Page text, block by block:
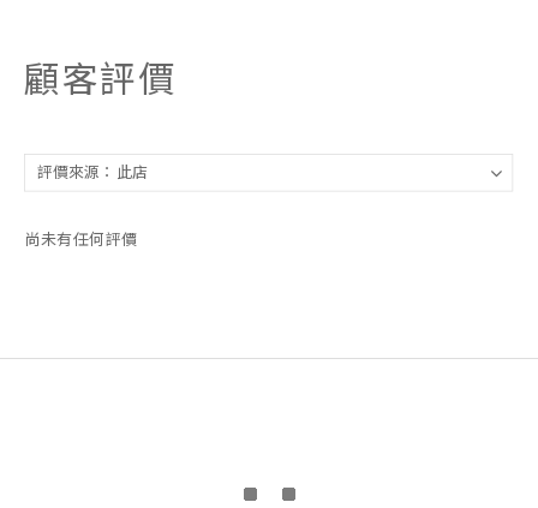
顧客評價
尚未有任何評價